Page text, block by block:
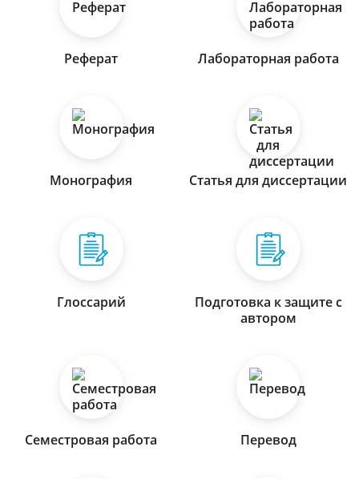
Реферат Лабораторная работа
Монография Статья для диссертации
Глоссарий
Подготовка к защите с
автором
Семестровая работа Перевод